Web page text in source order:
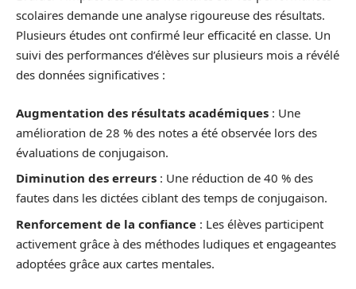
scolaires demande une analyse rigoureuse des résultats.
Plusieurs études ont confirmé leur efficacité en classe. Un
suivi des performances d’élèves sur plusieurs mois a révélé
des données significatives :
Augmentation des résultats académiques : Une
amélioration de 28 % des notes a été observée lors des
évaluations de conjugaison.
Diminution des erreurs : Une réduction de 40 % des
fautes dans les dictées ciblant des temps de conjugaison.
Renforcement de la confiance : Les élèves participent
activement grâce à des méthodes ludiques et engageantes
adoptées grâce aux cartes mentales.